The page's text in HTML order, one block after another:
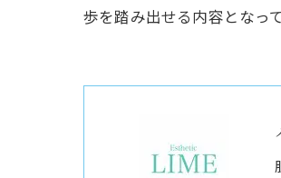
歩を踏み出せる内容となっ